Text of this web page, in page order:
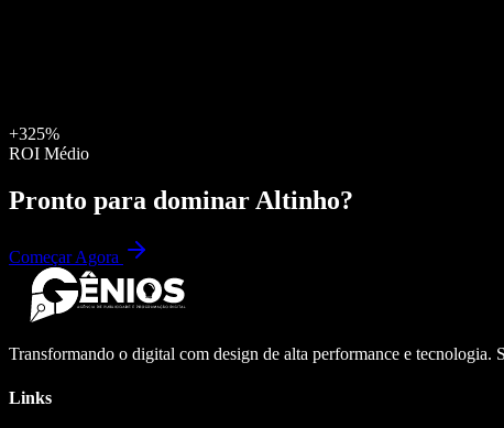
+325%
ROI Médio
Pronto para dominar Altinho?
Começar Agora
Transformando o digital com design de alta performance e tecnologia.
Links